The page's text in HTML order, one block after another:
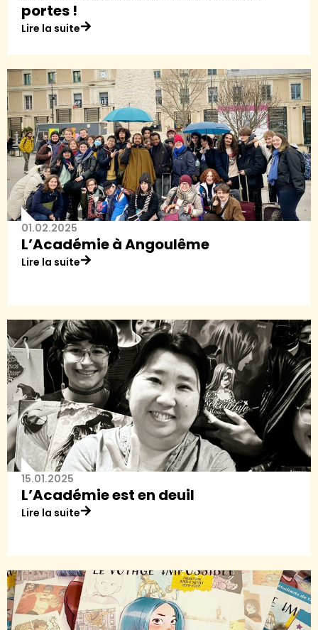
portes !
Lire la suite
01.02.2025
L’Académie à Angoulême
Lire la suite
15.01.2025
L’Académie est en deuil
Lire la suite